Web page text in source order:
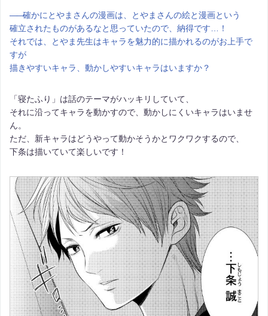
――確かにとやまさんの漫画は、とやまさんの絵と漫画という
確立されたものがあるなと思っていたので、納得です…！
それでは、とやま先生はキャラを魅力的に描かれるのがお上手で
すが
描きやすいキャラ、動かしやすいキャラはいますか？
「寝たふり」は話のテーマがハッキリしていて、
それに沿ってキャラを動かすので、動かしにくいキャラはいませ
ん。
ただ、新キャラはどうやって動かそうかとワクワクするので、
下条は描いていて楽しいです！